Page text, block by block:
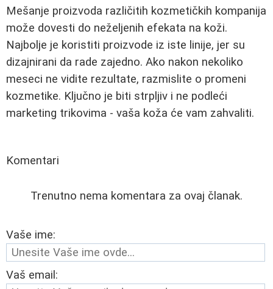
Mešanje proizvoda različitih kozmetičkih kompanija
može dovesti do neželjenih efekata na koži.
Najbolje je koristiti proizvode iz iste linije, jer su
dizajnirani da rade zajedno. Ako nakon nekoliko
meseci ne vidite rezultate, razmislite o promeni
kozmetike. Ključno je biti strpljiv i ne podleći
marketing trikovima - vaša koža će vam zahvaliti.
Komentari
Trenutno nema komentara za ovaj članak.
Vaše ime:
Vaš email: